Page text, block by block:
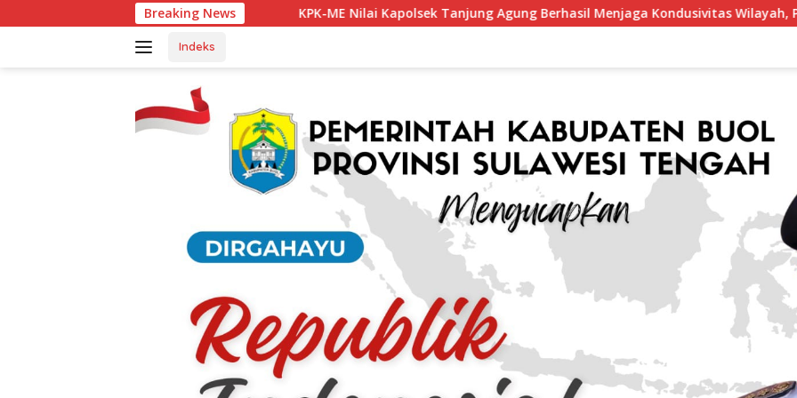
ke
Breaking News
KPK-ME Nilai Kapolsek Tanjung Agung Berhasil Menjaga Kondusivitas Wilayah, Piagam Apresiasi
Indeks